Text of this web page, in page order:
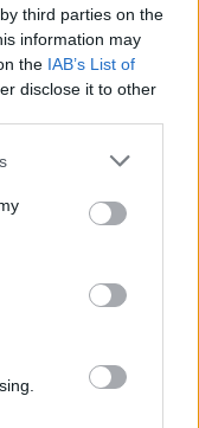
third parties on the
information may
the IAB’s List of
disclose it to other
Gjatë vitit
dhe të rinjtë